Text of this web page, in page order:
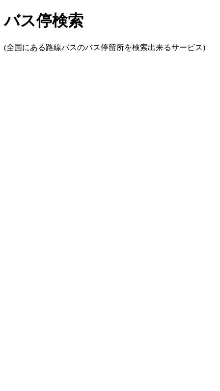
バス停検索
(全国にある路線バスのバス停留所を検索出来るサービス)